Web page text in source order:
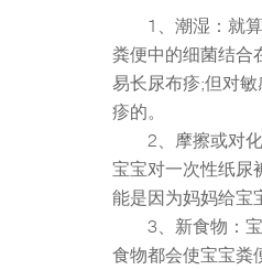
1、潮湿：就
粪便中的细菌结合
易长尿布疹;但对
疹的。
2、摩擦或对
宝宝对一次性纸尿
能是因为妈妈给宝
3、新食物：
食物都会使宝宝粪